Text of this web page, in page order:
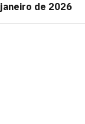
janeiro de 2026